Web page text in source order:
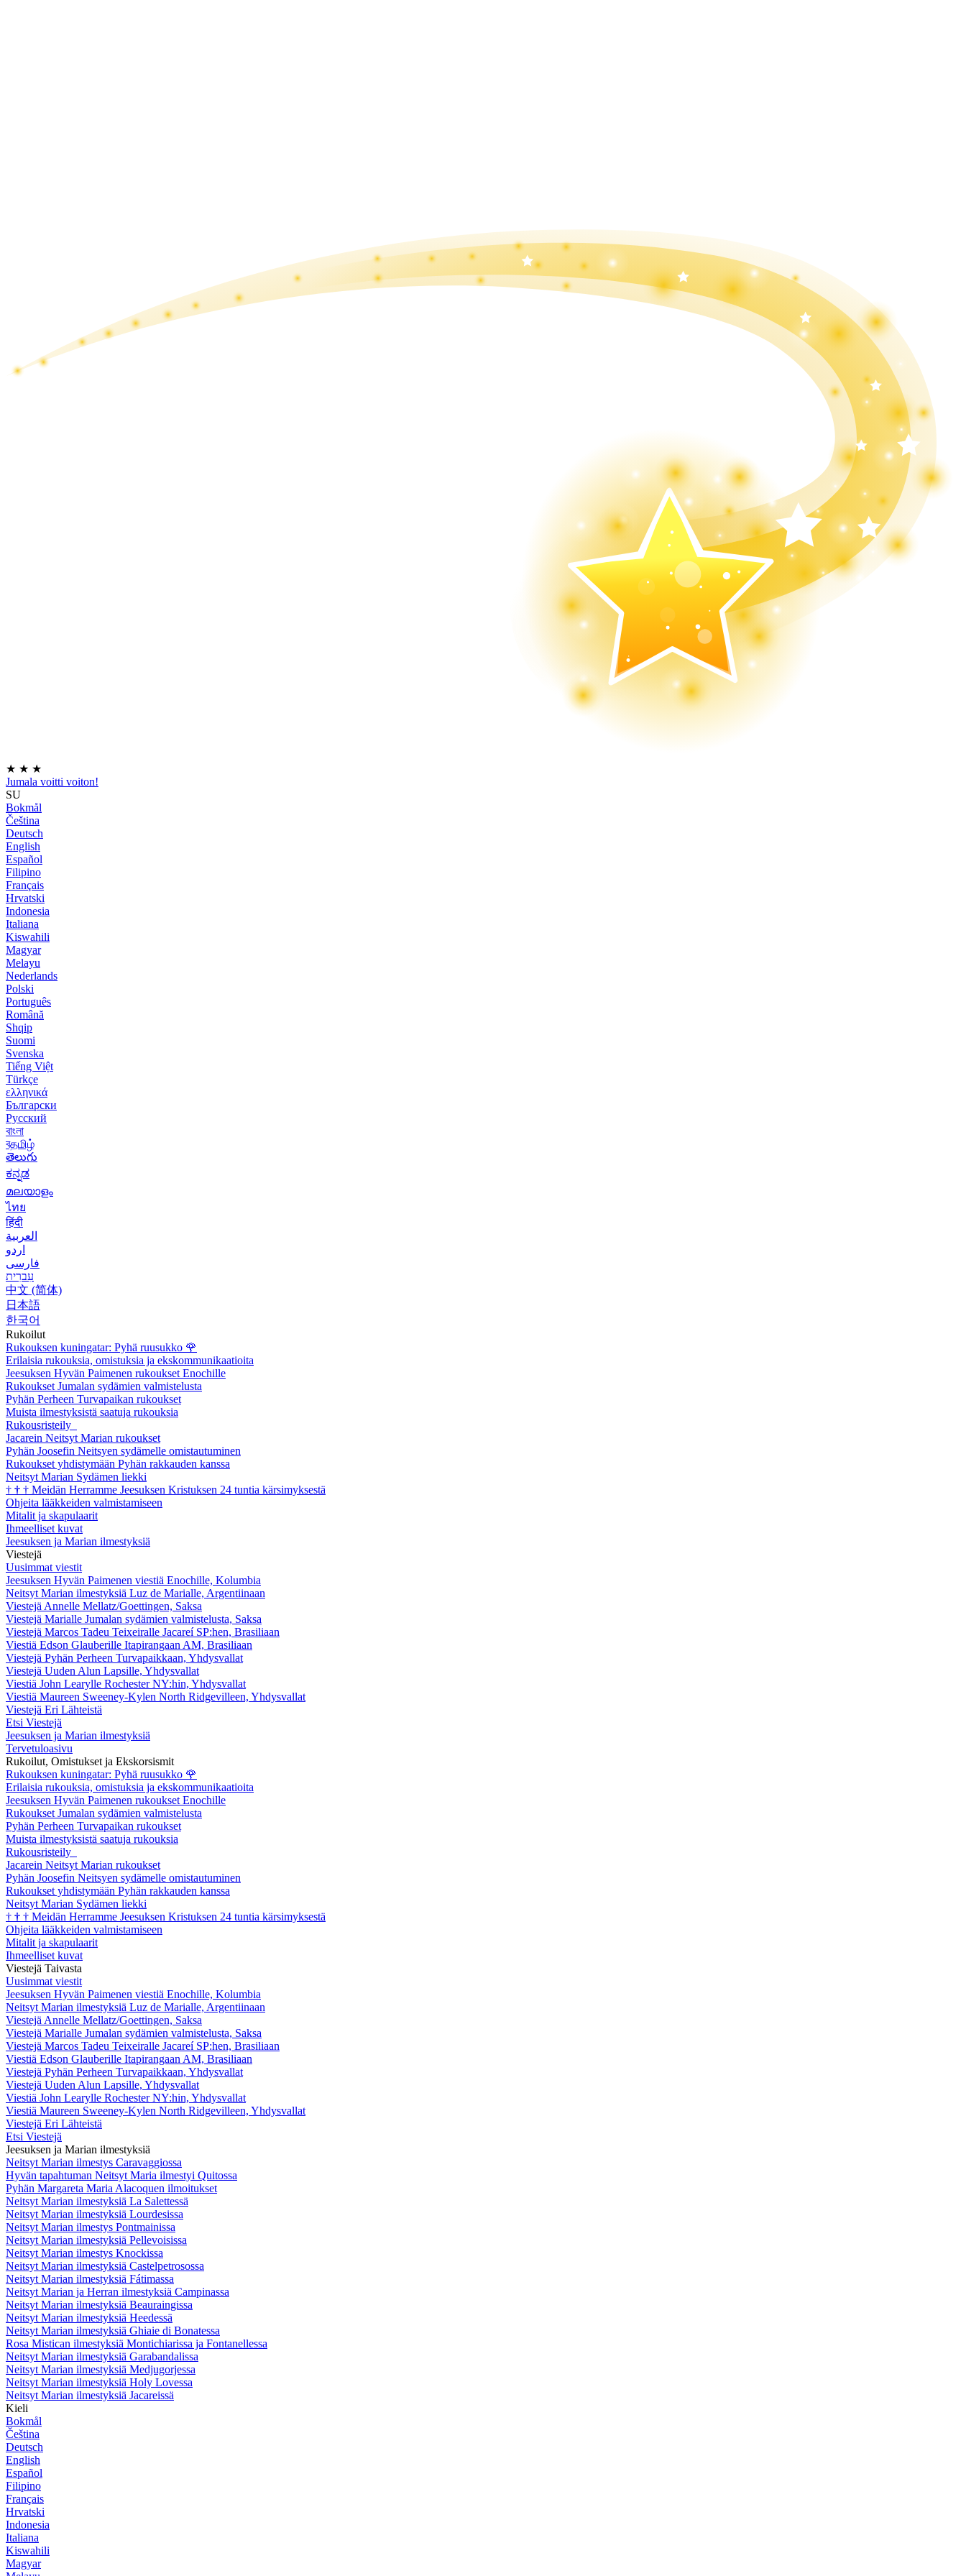
★ ★ ★
Jumala voitti voiton!
SU
Bokmål
Čeština
Deutsch
English
Español
Filipino
Français
Hrvatski
Indonesia
Italiana
Kiswahili
Magyar
Melayu
Nederlands
Polski
Português
Română
Shqip
Suomi
Svenska
Tiếng Việt
Türkçe
ελληνικά
Български
Русский
বাংলা
বதமிழ்
తెలుగు
ಕನ್ನಡ
മലയാളം
ไทย
हिंदी
العربية
اردو
فارسی
עִברִית
中文 (简体)
日本語
한국어
Rukoilut
Rukouksen kuningatar: Pyhä ruusukko 🌹
Erilaisia rukouksia, omistuksia ja ekskommunikaatioita
Jeesuksen Hyvän Paimenen rukoukset Enochille
Rukoukset Jumalan sydämien valmistelusta
Pyhän Perheen Turvapaikan rukoukset
Muista ilmestyksistä saatuja rukouksia
Rukousristeily
Jacarein Neitsyt Marian rukoukset
Pyhän Joosefin Neitsyen sydämelle omistautuminen
Rukoukset yhdistymään Pyhän rakkauden kanssa
Neitsyt Marian Sydämen liekki
† † † Meidän Herramme Jeesuksen Kristuksen 24 tuntia kärsimyksestä
Ohjeita lääkkeiden valmistamiseen
Mitalit ja skapulaarit
Ihmeelliset kuvat
Jeesuksen ja Marian ilmestyksiä
Viestejä
Uusimmat viestit
Jeesuksen Hyvän Paimenen viestiä Enochille, Kolumbia
Neitsyt Marian ilmestyksiä Luz de Marialle, Argentiinaan
Viestejä Annelle Mellatz/Goettingen, Saksa
Viestejä Marialle Jumalan sydämien valmistelusta, Saksa
Viestejä Marcos Tadeu Teixeiralle Jacareí SP:hen, Brasiliaan
Viestiä Edson Glauberille Itapirangaan AM, Brasiliaan
Viestejä Pyhän Perheen Turvapaikkaan, Yhdysvallat
Viestejä Uuden Alun Lapsille, Yhdysvallat
Viestiä John Learylle Rochester NY:hin, Yhdysvallat
Viestiä Maureen Sweeney-Kylen North Ridgevilleen, Yhdysvallat
Viestejä Eri Lähteistä
Etsi Viestejä
Jeesuksen ja Marian ilmestyksiä
Tervetuloasivu
Rukoilut, Omistukset ja Ekskorsismit
Rukouksen kuningatar: Pyhä ruusukko 🌹
Erilaisia rukouksia, omistuksia ja ekskommunikaatioita
Jeesuksen Hyvän Paimenen rukoukset Enochille
Rukoukset Jumalan sydämien valmistelusta
Pyhän Perheen Turvapaikan rukoukset
Muista ilmestyksistä saatuja rukouksia
Rukousristeily
Jacarein Neitsyt Marian rukoukset
Pyhän Joosefin Neitsyen sydämelle omistautuminen
Rukoukset yhdistymään Pyhän rakkauden kanssa
Neitsyt Marian Sydämen liekki
† † † Meidän Herramme Jeesuksen Kristuksen 24 tuntia kärsimyksestä
Ohjeita lääkkeiden valmistamiseen
Mitalit ja skapulaarit
Ihmeelliset kuvat
Viestejä Taivasta
Uusimmat viestit
Jeesuksen Hyvän Paimenen viestiä Enochille, Kolumbia
Neitsyt Marian ilmestyksiä Luz de Marialle, Argentiinaan
Viestejä Annelle Mellatz/Goettingen, Saksa
Viestejä Marialle Jumalan sydämien valmistelusta, Saksa
Viestejä Marcos Tadeu Teixeiralle Jacareí SP:hen, Brasiliaan
Viestiä Edson Glauberille Itapirangaan AM, Brasiliaan
Viestejä Pyhän Perheen Turvapaikkaan, Yhdysvallat
Viestejä Uuden Alun Lapsille, Yhdysvallat
Viestiä John Learylle Rochester NY:hin, Yhdysvallat
Viestiä Maureen Sweeney-Kylen North Ridgevilleen, Yhdysvallat
Viestejä Eri Lähteistä
Etsi Viestejä
Jeesuksen ja Marian ilmestyksiä
Neitsyt Marian ilmestys Caravaggiossa
Hyvän tapahtuman Neitsyt Maria ilmestyi Quitossa
Pyhän Margareta Maria Alacoquen ilmoitukset
Neitsyt Marian ilmestyksiä La Salettessä
Neitsyt Marian ilmestyksiä Lourdesissa
Neitsyt Marian ilmestys Pontmainissa
Neitsyt Marian ilmestyksiä Pellevoisissa
Neitsyt Marian ilmestys Knockissa
Neitsyt Marian ilmestyksiä Castelpetrosossa
Neitsyt Marian ilmestyksiä Fátimassa
Neitsyt Marian ja Herran ilmestyksiä Campinassa
Neitsyt Marian ilmestyksiä Beauraingissa
Neitsyt Marian ilmestyksiä Heedessä
Neitsyt Marian ilmestyksiä Ghiaie di Bonatessa
Rosa Mistican ilmestyksiä Montichiarissa ja Fontanellessa
Neitsyt Marian ilmestyksiä Garabandalissa
Neitsyt Marian ilmestyksiä Medjugorjessa
Neitsyt Marian ilmestyksiä Holy Lovessa
Neitsyt Marian ilmestyksiä Jacareissä
Kieli
Bokmål
Čeština
Deutsch
English
Español
Filipino
Français
Hrvatski
Indonesia
Italiana
Kiswahili
Magyar